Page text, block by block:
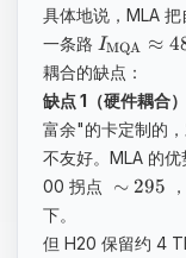
具体地说，MLA
一条路 IMQA ≈
耦合的缺点：
缺点 1（硬件耦合）
富余"的卡定制的
不友好。MLA 的
00 拐点
∼ 295
下。
但 H20 保留约 4